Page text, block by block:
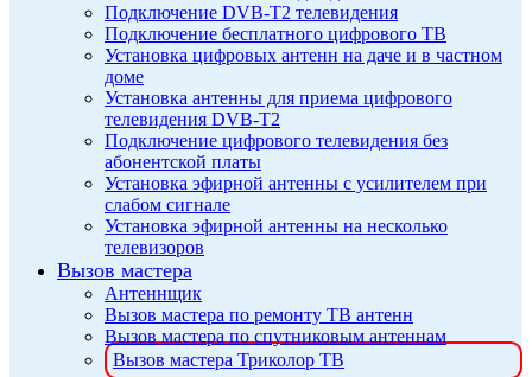
Подключение DVB-T2 телевидения
Подключение бесплатного цифрового ТВ
Установка цифровых антенн на даче и в частном
доме
Установка антенны для приема цифрового
телевидения DVB-T2
Подключение цифрового телевидения без
абонентской платы
Установка эфирной антенны с усилителем при
слабом сигнале
Установка эфирной антенны на несколько
телевизоров
Вызов мастера
Антеннщик
Вызов мастера по ремонту ТВ антенн
Вызов мастера по спутниковым антеннам
Вызов мастера Триколор ТВ